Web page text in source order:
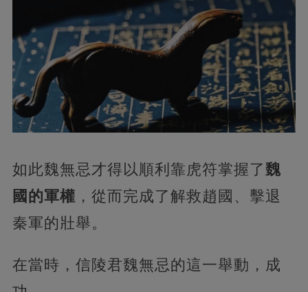
如此魏無忌才得以順利靠虎符掌握了魏
國的軍權 ，從而完成了解救趙國、擊退
秦軍的壯舉。
在當時，信陵君魏無忌的這一舉動，成